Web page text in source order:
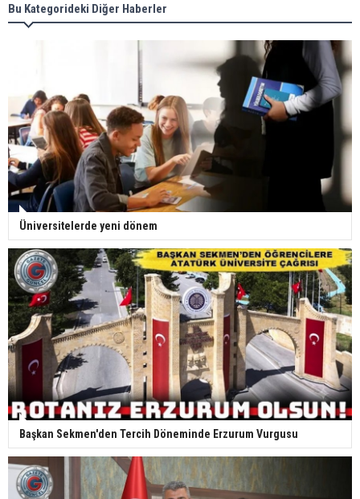
Bu Kategorideki Diğer Haberler
Üniversitelerde yeni dönem
Başkan Sekmen'den Tercih Döneminde Erzurum Vurgusu